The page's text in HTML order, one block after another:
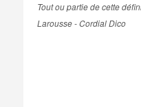
Tout ou partie de cette
Larousse - Cordial Dico